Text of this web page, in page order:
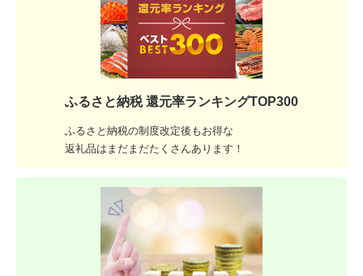
ふるさと納税 還元率ランキングTOP300
ふるさと納税の制度改定後もお得な
返礼品はまだまだたくさんあります！